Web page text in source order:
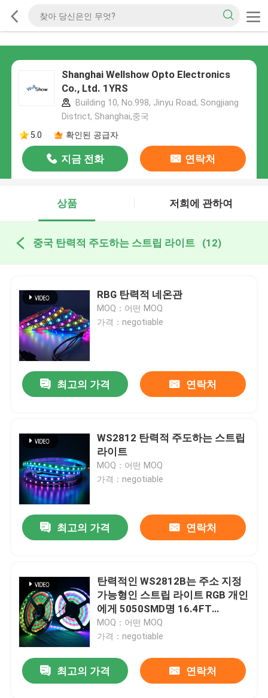
Shanghai Wellshow Opto Electronics
Co., Ltd. 1YRS
Building 10, No.998, Jinyu Road, Songjiang
District, Shanghai,중국
5.0
확인된 공급자
지금 전화 연락처
상품 저희에 관하여
중국 탄력적 주도하는 스트립 라이트 (12)
RBG 탄력적 네온관
MOQ：어떤 MOQ
가격：negotiable
최고의 가격 연락처
WS2812 탄력적 주도하는 스트립
라이트
MOQ：어떤 MOQ
가격：negotiable
최고의 가격 연락처
탄력적인 WS2812B는 주소 지정
가능형인 스트립 라이트 RGB 개인
에게 5050SMD명 16.4FT
60Pixels/M 300Pixels 검은 PCB
풀 컬러를 보내게 했습니다
MOQ：어떤 MOQ
가격：negotiable
최고의 가격 연락처